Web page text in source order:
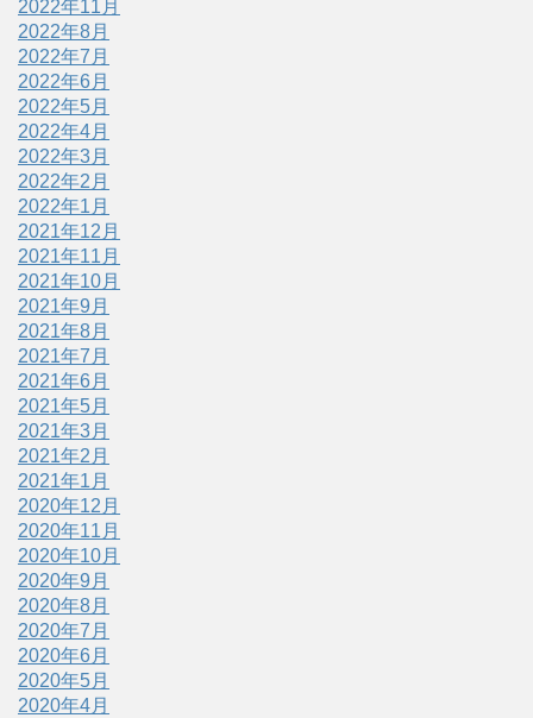
2022年11月
2022年8月
2022年7月
2022年6月
2022年5月
2022年4月
2022年3月
2022年2月
2022年1月
2021年12月
2021年11月
2021年10月
2021年9月
2021年8月
2021年7月
2021年6月
2021年5月
2021年3月
2021年2月
2021年1月
2020年12月
2020年11月
2020年10月
2020年9月
2020年8月
2020年7月
2020年6月
2020年5月
2020年4月